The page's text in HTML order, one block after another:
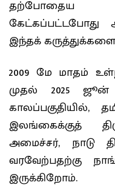
தற்போதைய
கேட்கப்பட்டபோது
இந்தக்
2009 மே மாதம்
முதல் 2025
காலப்பகுதியில்,
இலங்கைக்குத்
அமைச்சர், நாடு
வரவேற்பதற்கு
இருக்கிறோம்.